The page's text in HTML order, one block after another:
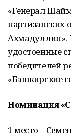
«Генерал
партизанских
Ахмадуллин».
удостоенные
победителей
«Башкирские
Номинация
1 место –